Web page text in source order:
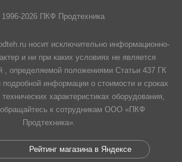
2026 ПКФ Продтехника
носит исключительно информационно-
и ни при каких условиях не является
, определяемой положениями Статьи 437 ГК
информации о стоимости и сроках
характеристиках оборудования,
к сотрудникам ООО «ПКФ
Продтехника».
Рейтинг магазина в Яндексе